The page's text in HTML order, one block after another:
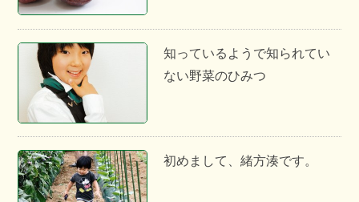
知っているようで知られてい
ない野菜のひみつ
初めまして、緒方湊です。